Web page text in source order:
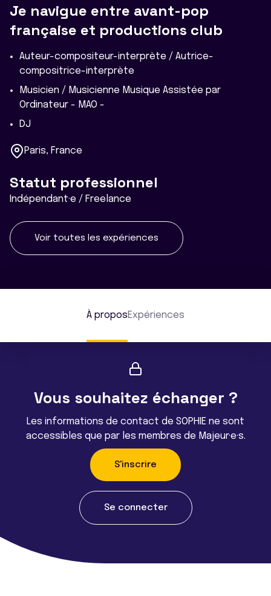
Je navigue entre avant-pop
française et productions club
Auteur-compositeur-interprète / Autrice-
compositrice-interprète
Musicien / Musicienne Musique Assistée par
Ordinateur - MAO -
DJ
Paris, France
Statut professionnel
Indépendant·e / Freelance
Voir toutes les expériences
À proposExpériences
Vous souhaitez échanger ?
Les informations de contact de SOPHIE ne sont
accessibles que par les membres de Majeur·e·s.
S'inscrire
Se connecter